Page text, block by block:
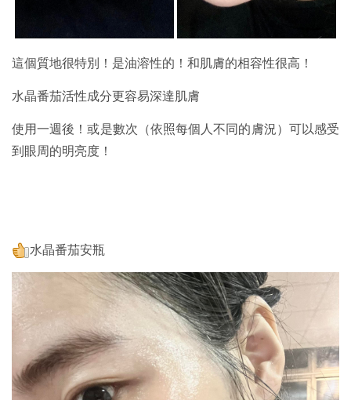
這個質地很特別！是油溶性的！和肌膚的相容性很高！
水晶番茄活性成分更容易深達肌膚
使用一週後！或是數次（依照每個人不同的膚況）可以感受
到眼周的明亮度！
水晶番茄安瓶